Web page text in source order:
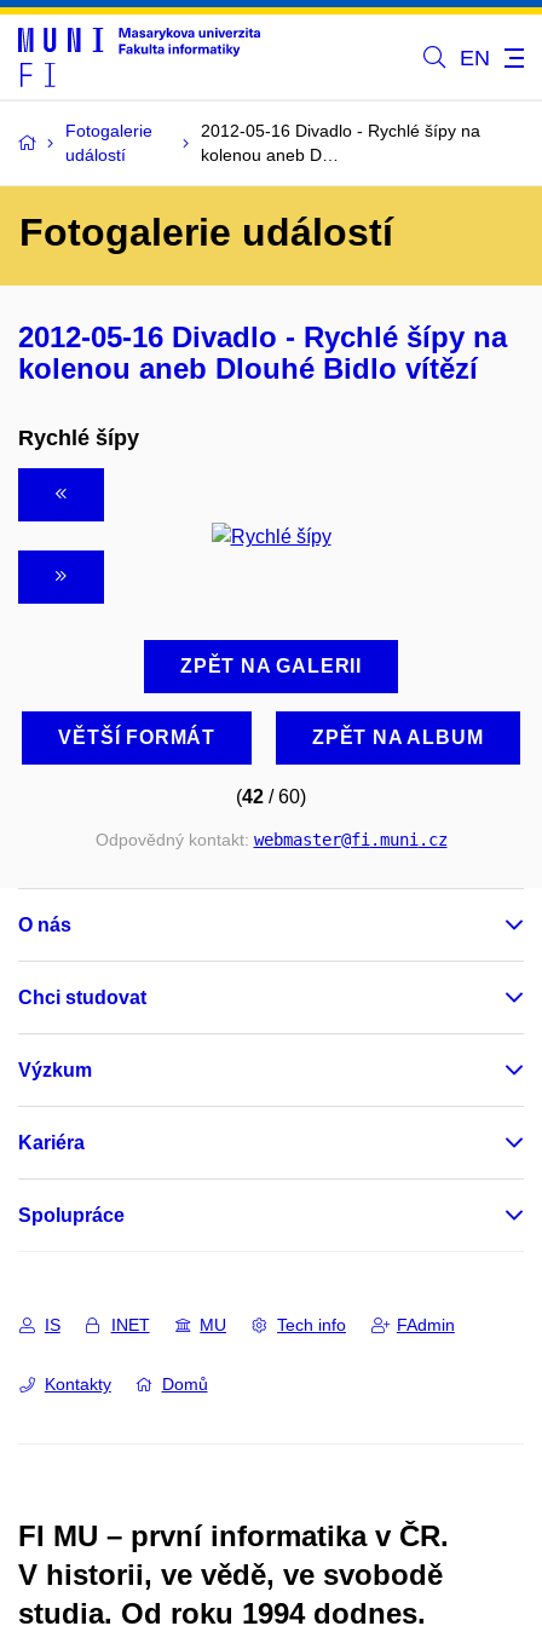
EN
Fotogalerie
událostí
2012-05-16 Divadlo - Rychlé šípy na
kolenou aneb D…
Fotogalerie událostí
2012-05-16 Divadlo - Rychlé šípy na
kolenou aneb Dlouhé Bidlo vítězí
Rychlé šípy
ZPĚT NA GALERII
VĚTŠÍ FORMÁT ZPĚT NA ALBUM
(42 / 60)
Odpovědný kontakt: webmaster@fi.muni.cz
O nás
Chci studovat
Výzkum
Kariéra
Spolupráce
IS INET MU Tech info FAdmin
Kontakty Domů
FI MU – první informatika v ČR.
V historii, ve vědě, ve svobodě
studia. Od roku 1994 dodnes.